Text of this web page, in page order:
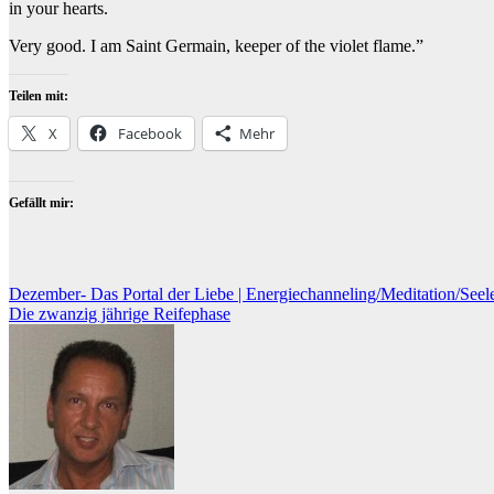
in your hearts.
Very good. I am Saint Germain, keeper of the violet flame.”
Teilen mit:
X Facebook Mehr
Gefällt mir:
Beitragsnavigation
Dezember- Das Portal der Liebe | Energiechanneling/Meditation/
Die zwanzig jährige Reifephase